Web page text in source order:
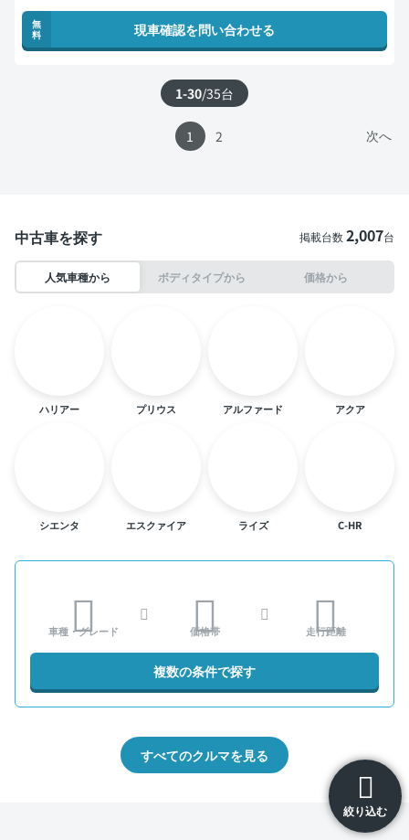
絞り込む
無
料
現車確認を問い合わせる
1-30/35台
次へ
1 2
中古車を探す 掲載台数2,007台
人気車種から ボディタイプから 価格から
ハリアー プリウス アルファード アクア
シエンタ エスクァイア ライズ C-HR
車種・グレード 価格帯 走行距離
複数の条件で探す
すべてのクルマを見る